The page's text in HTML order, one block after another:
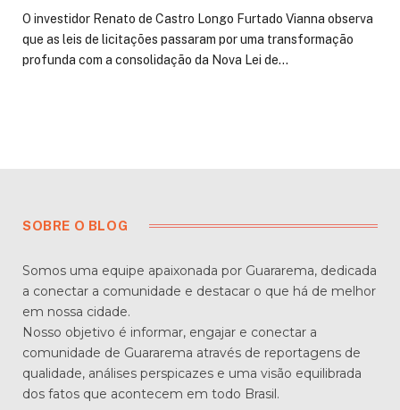
O investidor Renato de Castro Longo Furtado Vianna observa
que as leis de licitações passaram por uma transformação
profunda com a consolidação da Nova Lei de…
SOBRE O BLOG
Somos uma equipe apaixonada por Guararema, dedicada
a conectar a comunidade e destacar o que há de melhor
em nossa cidade.
Nosso objetivo é informar, engajar e conectar a
comunidade de Guararema através de reportagens de
qualidade, análises perspicazes e uma visão equilibrada
dos fatos que acontecem em todo Brasil.